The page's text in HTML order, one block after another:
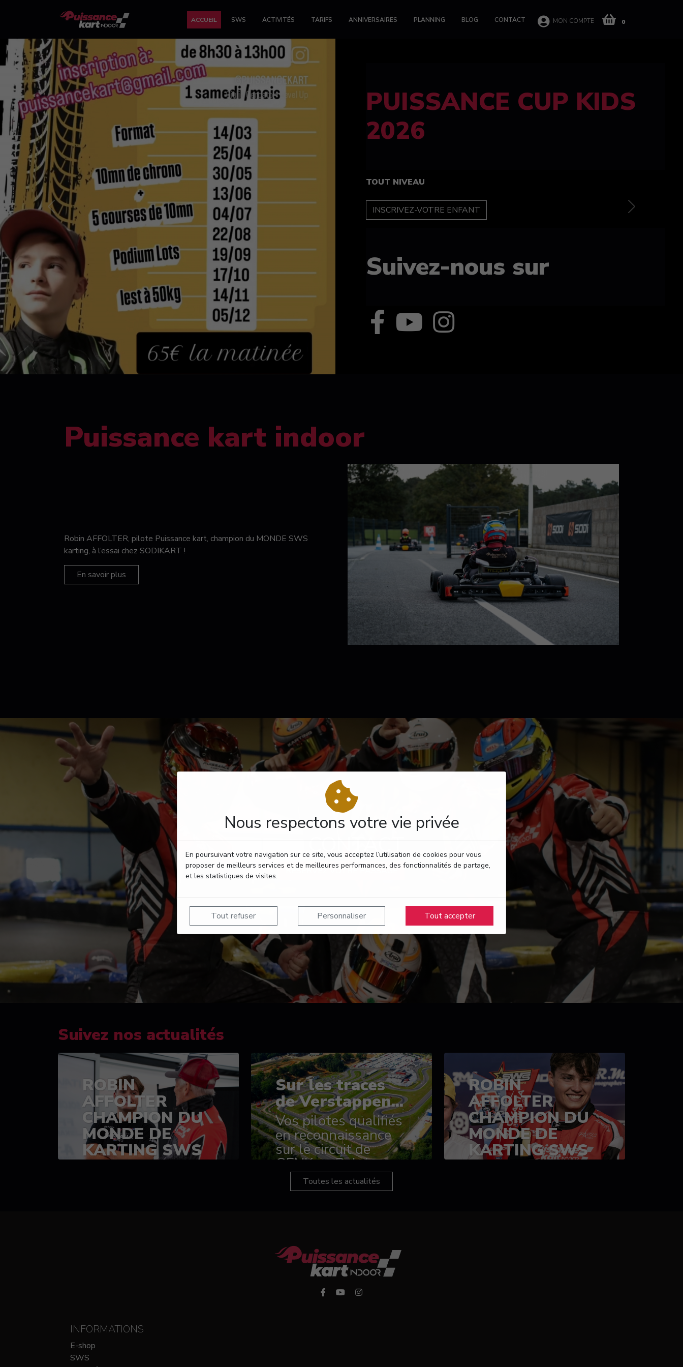
Nous respectons votre vie privée
En poursuivant votre navigation sur ce site, vous acceptez l’utilisation de cookies pour vous
proposer de meilleurs services et de meilleures performances, des fonctionnalités de partage,
et les statistiques de visites.
Tout refuser Personnaliser Tout accepter
ACCUEIL SWS ACTIVITÉS TARIFS ANNIVERSAIRES PLANNING BLOG CONTACT MON COMPTE 0
FELINE CUP 100%
féminine
TOUT NIVEAU
INSCRIPTION
Suivez-nous sur
Previous Next
Puissance kart indoor
Robin AFFOLTER, pilote Puissance kart, champion du MONDE SWS
karting, à l’essai chez SODIKART !
En savoir plus
CONTACT
RÉSERVEZ VOTRE PASSAGE
Suivez nos actualités
ROBIN
AFFOLTER
CHAMPION DU
MONDE DE
KARTING SWS
(SPRINT)
Sur les traces
de Verstappen...
Vos pilotes qualifiés
en reconnaissance
sur le circuit de
GENK en Belgique
ROBIN
AFFOLTER
CHAMPION DU
MONDE DE
KARTING SWS
Toutes les actualités
INFORMATIONS
E-shop
SWS